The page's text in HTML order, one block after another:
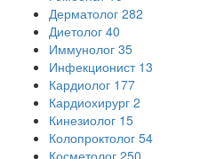
Дерматолог 282
Диетолог 40
Иммунолог 35
Инфекционист 13
Кардиолог 177
Кардиохирург 2
Кинезиолог 15
Колопроктолог 54